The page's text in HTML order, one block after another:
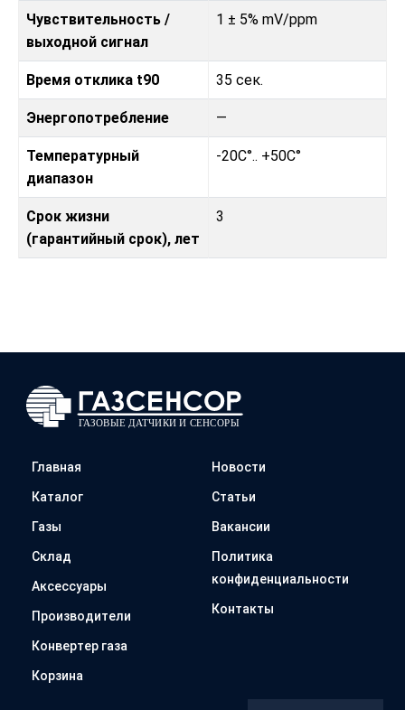
Чувствительность /
выходной сигнал
1 ± 5% mV/ppm
Время отклика t90 35 сек.
Энергопотребление —
Температурный
диапазон
-20C°.. +50C°
Срок жизни
(гарантийный срок), лет
3
Главная
Каталог
Газы
Склад
Аксессуары
Производители
Конвертер газа
Корзина
Новости
Статьи
Вакансии
Политика
конфиденциальности
Контакты